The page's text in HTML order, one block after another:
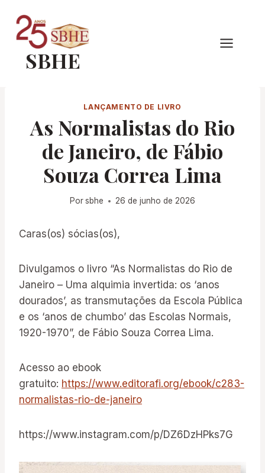
para
ConteúdoSBHE
LANÇAMENTO DE LIVRO
As Normalistas do Rio
de Janeiro, de Fábio
Souza Correa Lima
Porsbhe 26 de junho de 2026
Caras(os) sócias(os),
Divulgamos o livro “As Normalistas do Rio de
Janeiro – Uma alquimia invertida: os ‘anos
dourados’, as transmutações da Escola Pública
e os ‘anos de chumbo’ das Escolas Normais,
1920-1970”, de Fábio Souza Correa Lima.
Acesso ao ebook
gratuito: https://www.editorafi.org/ebook/c283-
normalistas-rio-de-janeiro
https://www.instagram.com/p/DZ6DzHPks7G